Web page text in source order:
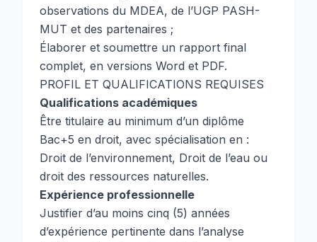
observations du MDEA, de l’UGP PASH-
MUT et des partenaires ;
Élaborer et soumettre un rapport final
complet, en versions Word et PDF.
PROFIL ET QUALIFICATIONS REQUISES
Qualifications académiques
Être titulaire au minimum d’un diplôme
Bac+5 en droit, avec spécialisation en :
Droit de l’environnement, Droit de l’eau ou
droit des ressources naturelles.
Expérience professionnelle
Justifier d’au moins cinq (5) années
d’expérience pertinente dans l’analyse